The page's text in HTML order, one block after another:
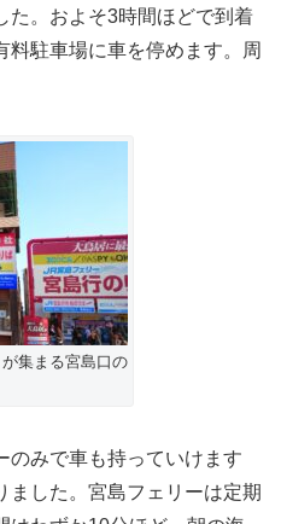
た。およそ3時間ほどで到着
料駐車場に車を停めます。周
集まる宮島口の
のみで車も持っていけます
ました。宮島フェリーは定期